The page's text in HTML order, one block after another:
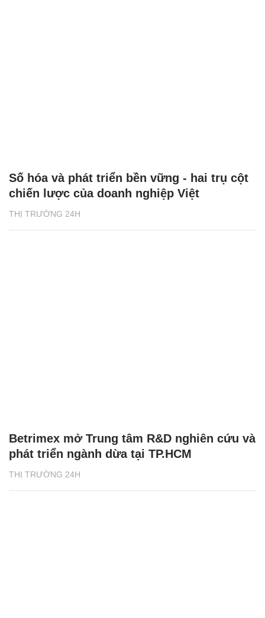
THỊ TRƯỜNG 24H
Số hóa và phát triển bền vững - hai trụ cột
chiến lược của doanh nghiệp Việt
THỊ TRƯỜNG 24H
Betrimex mở Trung tâm R&D nghiên cứu và
phát triển ngành dừa tại TP.HCM